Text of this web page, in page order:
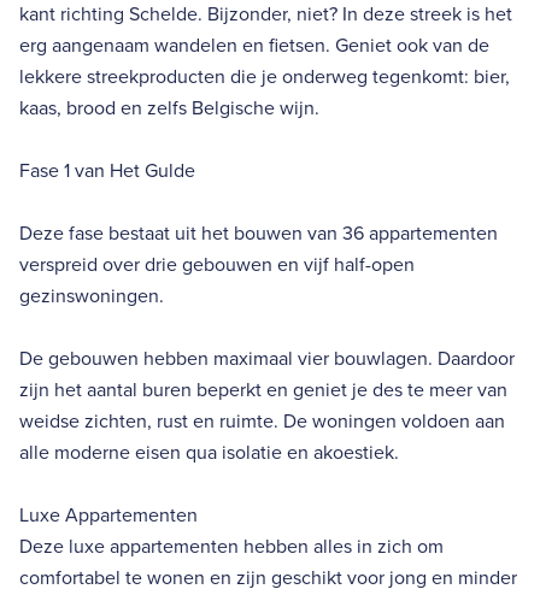
kant richting Schelde. Bijzonder, niet? In deze streek is het
erg aangenaam wandelen en fietsen. Geniet ook van de
lekkere streekproducten die je onderweg tegenkomt: bier,
kaas, brood en zelfs Belgische wijn.
Fase 1 van Het Gulde
Deze fase bestaat uit het bouwen van 36 appartementen
verspreid over drie gebouwen en vijf half-open
gezinswoningen.
De gebouwen hebben maximaal vier bouwlagen. Daardoor
zijn het aantal buren beperkt en geniet je des te meer van
weidse zichten, rust en ruimte. De woningen voldoen aan
alle moderne eisen qua isolatie en akoestiek.
Luxe Appartementen
Deze luxe appartementen hebben alles in zich om
comfortabel te wonen en zijn geschikt voor jong en minder